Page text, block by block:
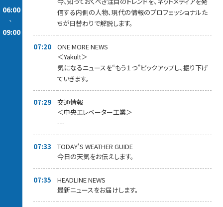
06:00
-
09:00
信する内側の人物、現代の情報のプロフェッショナルた
ちが日替わりで解説します。
07:20
ONE MORE NEWS
＜Yakult＞
気になるニュースを“もう１つ”ピックアップし、掘り下げ
ていきます。
07:29
交通情報
＜中央エレベーター工業＞
---
07:33
TODAY'S WEATHER GUIDE
今日の天気をお伝えします。
07:35
HEADLINE NEWS
最新ニュースをお届けします。